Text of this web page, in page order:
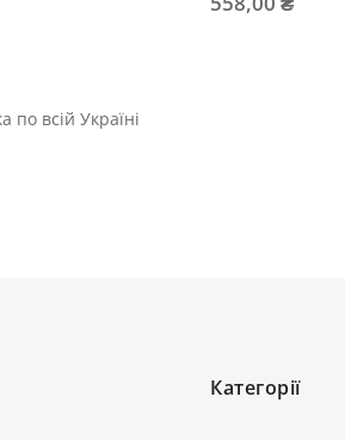
по всій Україні
Категорії